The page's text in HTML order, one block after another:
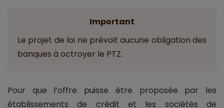
Important
Le projet de loi ne prévoit aucune obligation des
banques à octroyer le PTZ.
Pour que l’offre puisse être proposée par les
établissements de crédit et les sociétés de